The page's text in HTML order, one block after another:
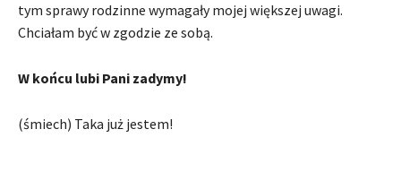
tym sprawy rodzinne wymagały mojej większej uwagi.
Chciałam być w zgodzie ze sobą.
W końcu lubi Pani zadymy!
(śmiech) Taka już jestem!